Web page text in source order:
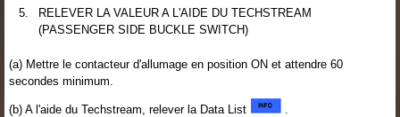
5.
RELEVER LA VALEUR A L'AIDE DU TECHSTREAM
(PASSENGER SIDE BUCKLE SWITCH)
(a) Mettre le contacteur d'allumage en position ON et attendre 60
secondes minimum.
(b) A l'aide du Techstream, relever la Data List